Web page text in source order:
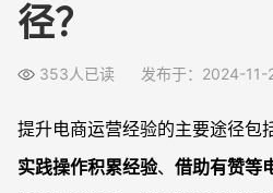
4. 参加行业培训和交流活动
常见问题解答FAQS
径？
353人已读 发布于：2024-
提升电商运营经验的主要途径包
实践操作积累经验、 借助有赞等